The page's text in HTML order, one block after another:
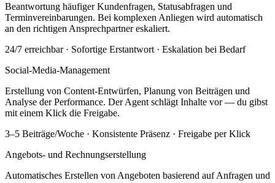
Beantwortung häufiger Kundenfragen, Statusabfragen und
Terminvereinbarungen. Bei komplexen Anliegen wird automatisch
an den richtigen Ansprechpartner eskaliert.
24/7 erreichbar · Sofortige Erstantwort · Eskalation bei Bedarf
Social-Media-Management
Erstellung von Content-Entwürfen, Planung von Beiträgen und
Analyse der Performance. Der Agent schlägt Inhalte vor — du gibst
mit einem Klick die Freigabe.
3–5 Beiträge/Woche · Konsistente Präsenz · Freigabe per Klick
Angebots- und Rechnungserstellung
Automatisches Erstellen von Angeboten basierend auf Anfragen und